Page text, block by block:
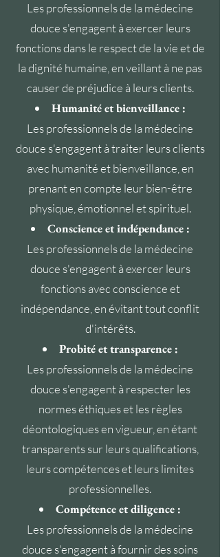
Les professionnels de la médecine
douce s'engagent à exercer leurs
fonctions dans le respect de la vie et de
la dignité humaine, en veillant à ne pas
causer de préjudice à leurs clients.
Humanité et bienveillance :
Les professionnels de la médecine
douce s'engagent à traiter leurs clients
avec humanité et bienveillance, en
prenant en compte leur bien-être
physique, émotionnel et spirituel.
Conscience et indépendance :
Les professionnels de la médecine
douce s'engagent à exercer leurs
fonctions avec conscience et
indépendance, en évitant tout conflit
d'intérêts.
Probité et transparence :
Les professionnels de la médecine
douce s'engagent à respecter les
normes éthiques et les règles
déontologiques en vigueur, en étant
transparents sur leurs qualifications,
leurs compétences et leurs limites
professionnelles.
Compétence et diligence :
Les professionnels de la médecine
douce s'engagent à fournir des soins